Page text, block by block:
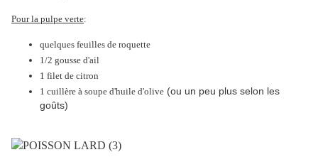
Pour la pulpe verte:
quelques feuilles de roquette
1/2 gousse d'ail
1 filet de citron
1 cuillère à soupe d'huile d'olive (ou un peu plus selon les
goûts)